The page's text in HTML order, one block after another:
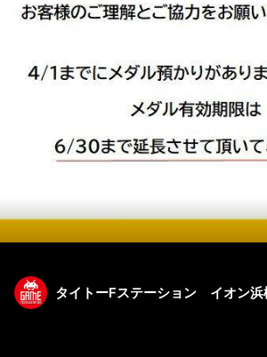
タイトーFステーション イオン浜